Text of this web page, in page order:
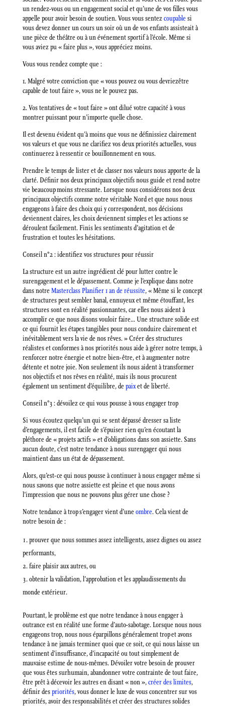
un rendez-vous ou un engagement social et qu’une de vos filles vous
appelle pour avoir besoin de soutien. Vous vous sentezcoupablesi
vous devez donner un cours un soir où un de vos enfants assisteait à
une pièce de théâtre ou à un événement sportif à l’école. Même si
vous aviez pu « faire plus », vous appréciez moins.
Vous vous rendez compte que :
1. Malgré votre conviction que « vous pouvez ou vous devriezêtre
capable de tout faire », vous ne le pouvez pas.
2. Vos tentatives de « tout faire » ont dilué votre capacité à vous
montrer puissant pour n’importe quelle chose.
Il est devenu évident qu’à moins que vous ne définissiez clairement
vos valeurs et que vous ne clarifiez vos deux priorités actuelles, vous
continuerez à ressentir ce bouillonnement en vous.
Prendre le temps de lister et de classer nos valeurs nous apporte de la
clarté. Définir nos deux principaux objectifs nous guide et rend notre
vie beaucoup moins stressante. Lorsque nous considérons nos deux
principaux objectifs comme notre véritable Nord et que nous nous
engageons à faire des choix qui y correspondent, nos décisions
deviennent claires, les choix deviennent simples et les actions se
déroulent facilement. Finis les sentiments d’agitation et de
frustration et toutes les hésitations.
Conseil n°2 : identifiez vos structures pour réussir
La structure est un autre ingrédient clé pour lutter contre le
surengagement et le dépassement. Comme je l’explique dans notre
dans notreMasterclass Planifier 1 an de réussite, « Même si le concept
de structures peut sembler banal, ennuyeux et même étouffant, les
structures sont en réalité passionnantes, car elles nous aident à
accomplir ce que nous disons vouloir faire… Une structure solide est
ce qui fournit les étapes tangibles pour nous conduire clairement et
inévitablement vers la vie de nos rêves. » Créer des structures
réalistes et conformes à nos priorités nous aide à gérer notre temps, à
renforcer notre énergie et notre bien-être, et à augmenter notre
détente et notre joie. Non seulement ils nous aident à transformer
nos objectifs et nos rêves en réalité, mais ils nous procurent
également un sentiment d’équilibre, depaixet de liberté.
Conseil n°3 : dévoilez ce qui vous pousse à vous engager trop
Si vous écoutez quelqu’un qui se sent dépassé dresser sa liste
d’engagements, il est facile de s’épuiser rien qu’en écoutant la
pléthore de « projets actifs » et d’obligations dans son assiette. Sans
aucun doute, c’est notre tendance à nous surengager qui nous
maintient dans un état de dépassement.
Alors, qu’est-ce qui nous pousse à continuer à nous engager même si
nous savons que notre assiette est pleine et que nous avons
l’impression que nous ne pouvons plus gérer une chose ?
Notre tendance à trop s’engager vient d’uneombre. Cela vient de
notre besoin de :
prouver que nous sommes assez intelligents, assez dignes ou assez
performants,
faire plaisir aux autres, ou
obtenir la validation, l’approbation et les applaudissements du
monde extérieur.
Pourtant, le problème est que notre tendance à nous engager à
outrance est en réalité une forme d’auto-sabotage. Lorsque nous nous
engageons trop, nous nous éparpillons généralement trop et avons
tendance à ne jamais terminer quoi que ce soit, ce qui nous laisse un
sentiment d’insuffisance, d’incapacité ou tout simplement de
mauvaise estime de nous-mêmes. Dévoiler votre besoin de prouver
que vous êtes surhumain, abandonner votre contrainte de tout faire,
être prêt à décevoir les autres en disant « non »,créer des limites,
définir despriorités, vous donner le luxe de vous concentrer sur vos
priorités, avoir des responsabilités et créer des structures solides